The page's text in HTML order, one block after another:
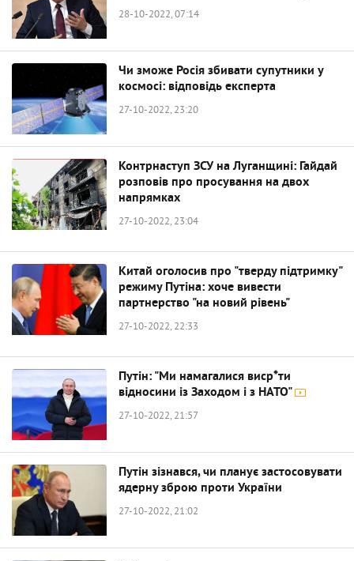
28-10-2022, 07:14
Чи зможе Росія збивати супутники у
космосі: відповідь експерта
27-10-2022, 23:20
Контрнаступ ЗСУ на Луганщині: Гайдай
розповів про просування на двох
напрямках
27-10-2022, 23:04
Китай оголосив про "тверду підтримку"
режиму Путіна: хоче вивести
партнерство "на новий рівень"
27-10-2022, 22:33
Путін: "Ми намагалися виср*ти
відносини із Заходом і з НАТО"
27-10-2022, 21:57
Путін зізнався, чи планує застосовувати
ядерну зброю проти України
27-10-2022, 21:02